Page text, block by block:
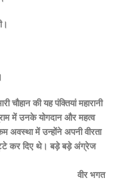
थी।
थी।
की यह पंक्तियां महारानी
में उनके योगदान और महत्व
अवस्था में उन्होंने अपनी वीरता
कर दिए थे। बड़े बड़े अंग्रेज
लगते थे।